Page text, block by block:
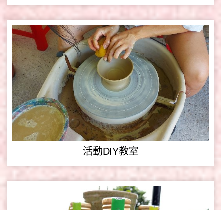
活動DIY教室